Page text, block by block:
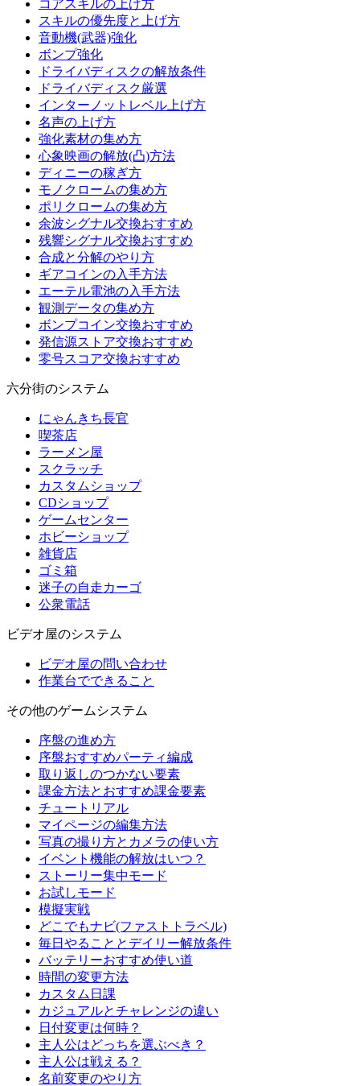
コアスキルの上げ方
スキルの優先度と上げ方
音動機(武器)強化
ボンプ強化
ドライバディスクの解放条件
ドライバディスク厳選
インターノットレベル上げ方
名声の上げ方
強化素材の集め方
心象映画の解放(凸)方法
ディニーの稼ぎ方
モノクロームの集め方
ポリクロームの集め方
余波シグナル交換おすすめ
残響シグナル交換おすすめ
合成と分解のやり方
ギアコインの入手方法
エーテル電池の入手方法
観測データの集め方
ボンプコイン交換おすすめ
発信源ストア交換おすすめ
零号スコア交換おすすめ
六分街のシステム
にゃんきち長官
喫茶店
ラーメン屋
スクラッチ
カスタムショップ
CDショップ
ゲームセンター
ホビーショップ
雑貨店
ゴミ箱
迷子の自走カーゴ
公衆電話
ビデオ屋のシステム
ビデオ屋の問い合わせ
作業台でできること
その他のゲームシステム
序盤の進め方
序盤おすすめパーティ編成
取り返しのつかない要素
課金方法とおすすめ課金要素
チュートリアル
マイページの編集方法
写真の撮り方とカメラの使い方
イベント機能の解放はいつ？
ストーリー集中モード
お試しモード
模擬実戦
どこでもナビ(ファストトラベル)
毎日やることとデイリー解放条件
バッテリーおすすめ使い道
時間の変更方法
カスタム日課
カジュアルとチャレンジの違い
日付変更は何時？
主人公はどっちを選ぶべき？
主人公は戦える？
名前変更のやり方